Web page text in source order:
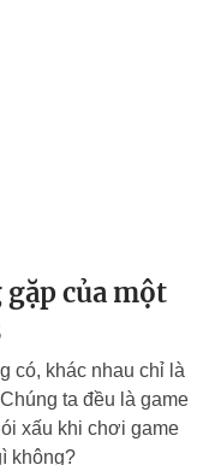
của một
có, khác nhau chỉ là
ta đều là game
xấu khi chơi game
không?